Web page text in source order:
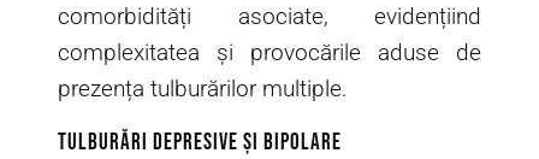
comorbidități asociate, evidențiind
complexitatea și provocările aduse de
prezența tulburărilor multiple.
Tulburări depresive și bipolare